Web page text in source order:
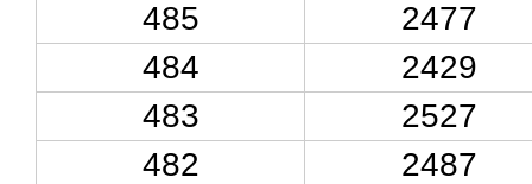
485
2477
484
2429
483
2527
482
2487